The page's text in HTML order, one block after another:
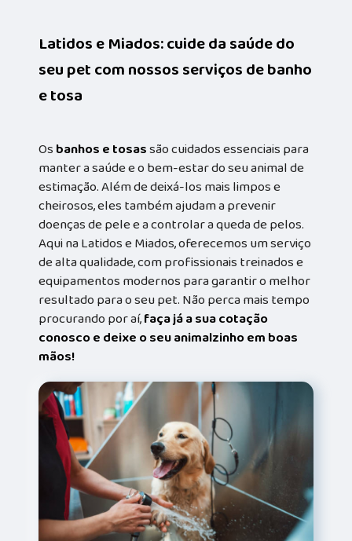
Latidos e Miados: cuide da saúde do
seu pet com nossos serviços de banho
e tosa
Osbanhos e tosassão cuidados essenciais para
manter a saúde e o bem-estar do seu animal de
estimação. Além de deixá-los mais limpos e
cheirosos, eles também ajudam a prevenir
doenças de pele e a controlar a queda de pelos.
Aqui na Latidos e Miados, oferecemos um serviço
de alta qualidade, com profissionais treinados e
equipamentos modernos para garantir o melhor
resultado para o seu pet. Não perca mais tempo
procurando por aí,faça já a sua cotação
conosco e deixe o seu animalzinho em boas
mãos!